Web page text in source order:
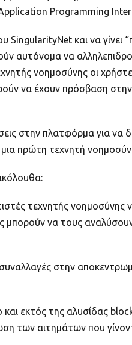
Programming
SingularityNet και να
αυτόνομα να
νοημοσύνης οι
να έχουν πρόσβαση
στην πλατφόρμα για να
πρώτη τεχνητή
τεχνητής
μπορούν να τους
στην
εκτός της αλυσίδας
αιτημάτων που